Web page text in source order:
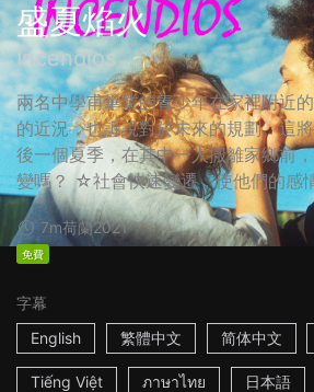
盛夏焰火
Incendios
兩名中學甫畢業的青少年在家裡附近
的近況，也訴說對於未來的規劃。這
後一個夏季，在其中一人搬離家鄉前
變嗎？ ☆社會快速變遷，使他們的感
7m荷蘭2021
免費
字幕
English
繁體中文 简体中文
Tiếng Việt ภาษาไทย 日本語